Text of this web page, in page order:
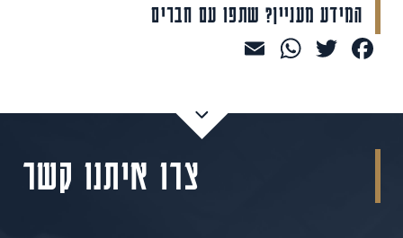
המידע מעניין? שתפו עם חברים
Facebook
Twitter
WhatsApp
צרו איתנו קשר